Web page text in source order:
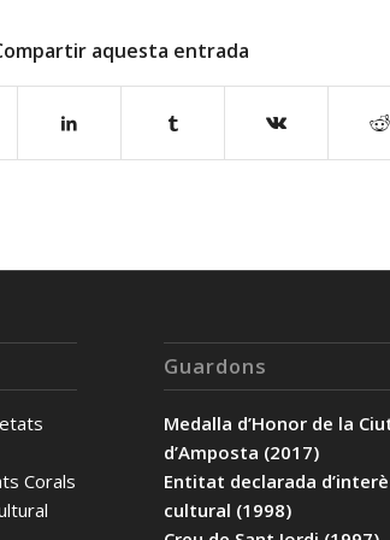
aquesta entrada
Corals
Guardons
Medalla d’Honor de la
d’Amposta (2017)
Entitat declarada
cultural (1998)